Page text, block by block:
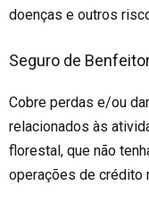
doenças e outros
Seguro de
Cobre perdas e/ou
relacionados às
florestal, que não
operações de crédito